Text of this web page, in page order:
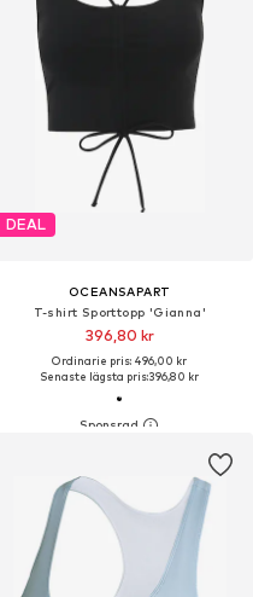
DEAL
OCEANSAPART
T-shirt Sporttopp 'Gianna'
396,80 kr
Ordinarie pris: 496,00 kr
Senaste lägsta pris:396,80 kr